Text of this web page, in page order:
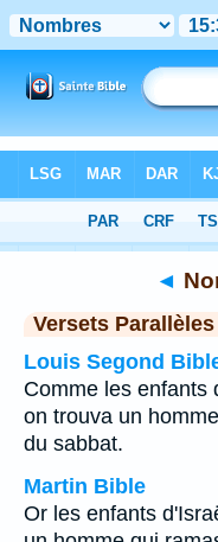
Chapitre 15> Verset 32
◄
Versets Parallèles
Louis Segond
Comme les enfants
on trouva un
du sabbat.
Martin Bible
Or les enfants